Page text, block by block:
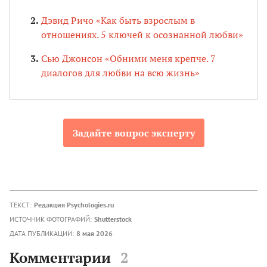
Дэвид Ричо «Как быть взрослым в
отношениях. 5 ключей к осознанной любви»
Сью Джонсон «Обними меня крепче. 7
диалогов для любви на всю жизнь»
Задайте вопрос эксперту
ТЕКСТ: Редакция Psychologies.ru
ИСТОЧНИК ФОТОГРАФИЙ: Shutterstock
ДАТА ПУБЛИКАЦИИ: 8 мая 2026
Комментарии 2